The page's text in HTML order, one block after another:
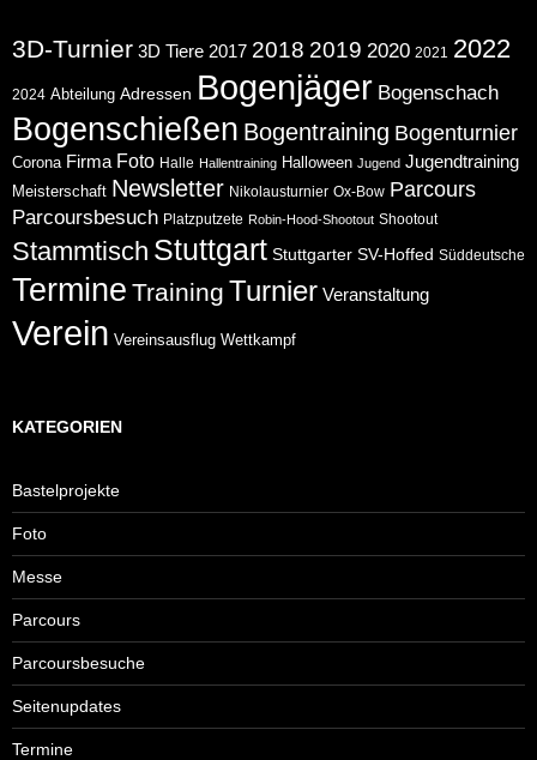
3D-Turnier 3D Tiere 2017 2018 2019 2020 2021 2022
2024 Abteilung Adressen Bogenjäger Bogenschach
Bogenschießen Bogentraining Bogenturnier
Corona Firma Foto Halle Hallentraining Halloween Jugend Jugendtraining
Meisterschaft Newsletter Nikolausturnier Ox-Bow Parcours
Parcoursbesuch Platzputzete Robin-Hood-Shootout Shootout
Stammtisch Stuttgart Stuttgarter SV-Hoffed Süddeutsche
Termine Training Turnier Veranstaltung
Verein Vereinsausflug Wettkampf
KATEGORIEN
Bastelprojekte
Foto
Messe
Parcours
Parcoursbesuche
Seitenupdates
Termine